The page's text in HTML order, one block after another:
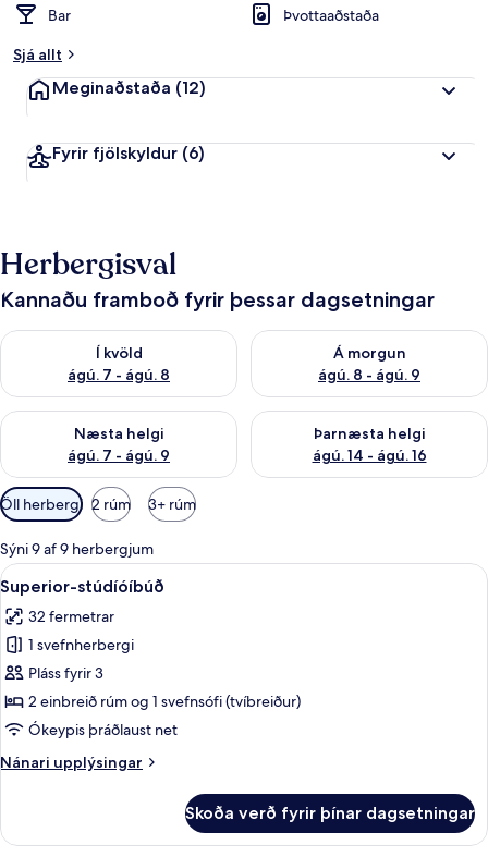
Bar
Þvottaaðstaða
Sjá allt
Meginaðstaða (12)
Fyrir fjölskyldur (6)
Herbergisval
Kannaðu framboð fyrir þessar dagsetningar
Í kvöld
ágú. 7 - ágú. 8
Athuga framboð í kvöld ágú. 7 - ágú. 8
Á morgun
ágú. 8 - ágú. 9
Athuga framboð á morgun
Næsta helgi
ágú. 7 - ágú. 9
Athuga framboð næstu helgi ágú. 7 - ágú. 9
Þarnæsta helgi
ágú. 14 - ágú. 16
Athuga framboð þarnæstu
Síur
í
boði
fyrir
herbergi
Öll herbergi 2 rúm 3+ rúm
Sýni 9 af 9 herbergjum
Skoða
allar
myndir
fyrir
Superior-
stúdíóíbúð
Superior-stúdíóíbúð | Myrkratjöld/-
7
Superior-stúdíóíbúð
32 fermetrar
1 svefnherbergi
Pláss fyrir 3
2 einbreið rúm og 1 svefnsófi (tvíbreiður)
Ókeypis þráðlaust net
Nánari upplýsingar
Nánari
stúdíóíbúð
Skoða verð fyrir þínar dagsetningar